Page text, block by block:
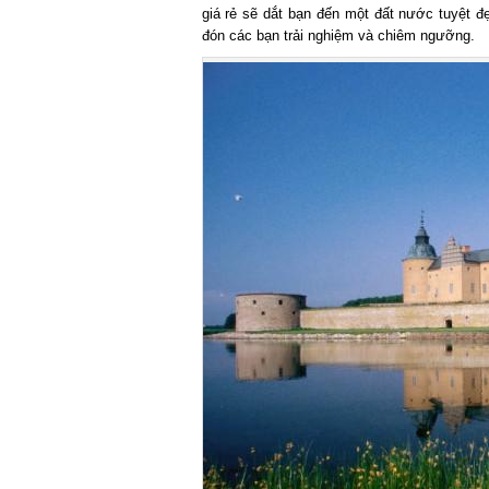
giá rẻ sẽ dắt bạn đến một đất nước tuyệt
đón các bạn trải nghiệm và chiêm ngưỡng.